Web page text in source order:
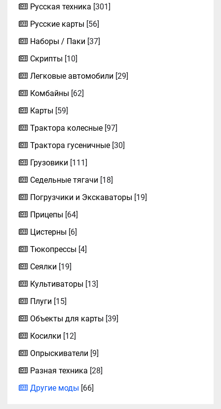
Русская техника [301]
Русские карты [56]
Наборы / Паки [37]
Скрипты [10]
Легковые автомобили [29]
Комбайны [62]
Карты [59]
Трактора колесные [97]
Трактора гусеничные [30]
Грузовики [111]
Седельные тягачи [18]
Погрузчики и Экскаваторы [19]
Прицепы [64]
Цистерны [6]
Тюкопрессы [4]
Сеялки [19]
Культиваторы [13]
Плуги [15]
Объекты для карты [39]
Косилки [12]
Опрыскиватели [9]
Разная техника [28]
Другие моды [66]